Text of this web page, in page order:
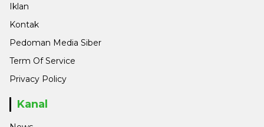
Iklan
Kontak
Pedoman Media Siber
Term Of Service
Privacy Policy
Kanal